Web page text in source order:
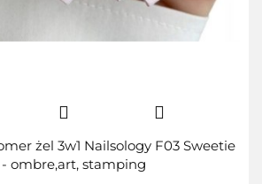
żel 3w1 Nailsology F03 Sweetie
- ombre,art, stamping